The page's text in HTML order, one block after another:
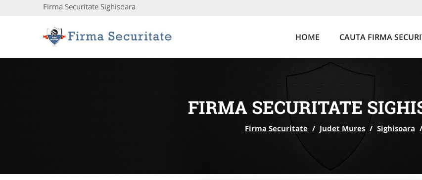
Firma Securitate Sighisoara
HOME CAUTA FIRMA
FIRMA SECURITATE
Firma Securitate / Judet Mures / Sighisoara /